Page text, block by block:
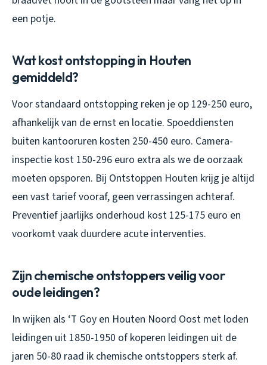
een potje.
Wat kost ontstopping in Houten
gemiddeld?
Voor standaard ontstopping reken je op 129-250 euro,
afhankelijk van de ernst en locatie. Spoeddiensten
buiten kantooruren kosten 250-450 euro. Camera-
inspectie kost 150-296 euro extra als we de oorzaak
moeten opsporen. Bij Ontstoppen Houten krijg je altijd
een vast tarief vooraf, geen verrassingen achteraf.
Preventief jaarlijks onderhoud kost 125-175 euro en
voorkomt vaak duurdere acute interventies.
Zijn chemische ontstoppers veilig voor
oude leidingen?
In wijken als ‘T Goy en Houten Noord Oost met loden
leidingen uit 1850-1950 of koperen leidingen uit de
jaren 50-80 raad ik chemische ontstoppers sterk af.